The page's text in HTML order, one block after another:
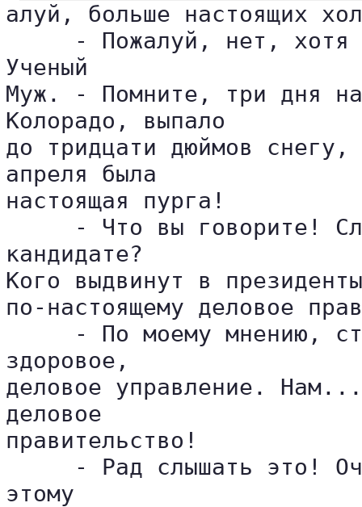
алуй, больше настоящих
- Пожалуй, нет,
Ученый
Муж. - Помните, три дня
Колорадо, выпало
до тридцати дюймов
апреля была
настоящая пурга!
- Что вы говорите!
кандидате?
Кого выдвинут в
по-настоящему деловое
- По моему мнению,
здоровое,
деловое управление.
деловое
правительство!
- Рад слышать это!
этому